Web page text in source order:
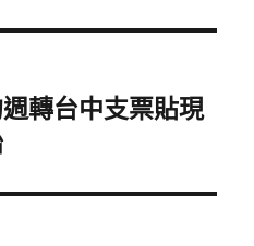
轉台中支票貼現